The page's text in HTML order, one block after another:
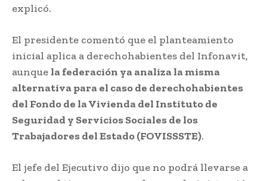
explicó.
El presidente comentó que el planteamiento
inicial aplica a derechohabientes del Infonavit,
aunque la federación ya analiza la misma
alternativa para el caso de derechohabientes
del Fondo de la Vivienda del Instituto de
Seguridad y Servicios Sociales de los
Trabajadores del Estado (FOVISSSTE).
El jefe del Ejecutivo dijo que no podrá llevarse a